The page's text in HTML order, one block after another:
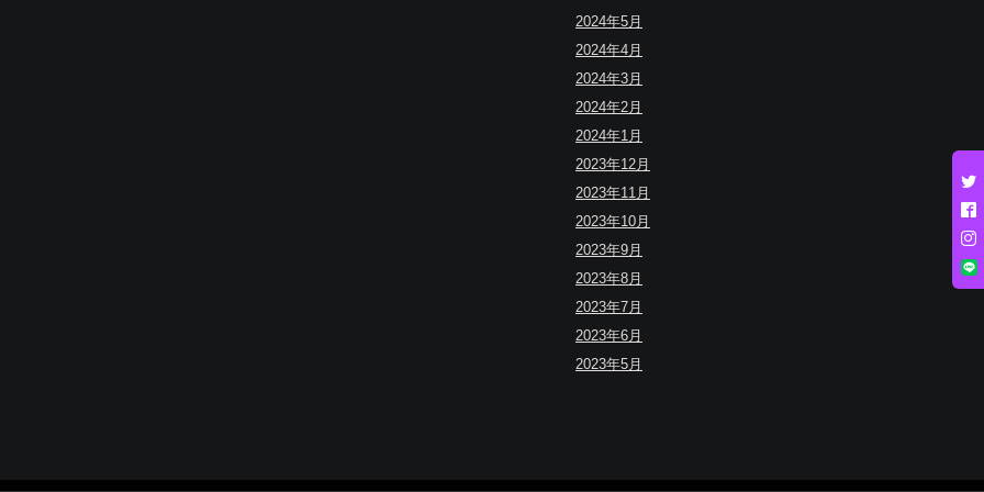
2024年5月
2024年4月
2024年3月
2024年2月
2024年1月
2023年12月
2023年11月
2023年10月
2023年9月
2023年8月
2023年7月
2023年6月
2023年5月